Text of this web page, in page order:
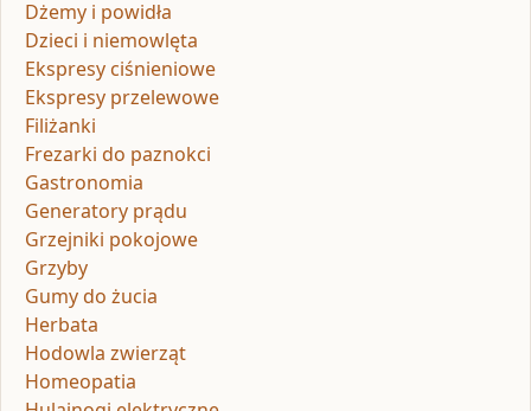
Dżemy i powidła
Dzieci i niemowlęta
Ekspresy ciśnieniowe
Ekspresy przelewowe
Filiżanki
Frezarki do paznokci
Gastronomia
Generatory prądu
Grzejniki pokojowe
Grzyby
Gumy do żucia
Herbata
Hodowla zwierząt
Homeopatia